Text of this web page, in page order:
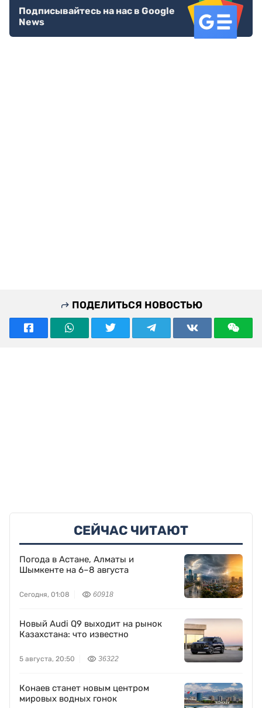
Подписывайтесь на нас в Google
News
ПОДЕЛИТЬСЯ НОВОСТЬЮ
СЕЙЧАС ЧИТАЮТ
Погода в Астане, Алматы и
Шымкенте на 6–8 августа
Сегодня, 01:08 60918
Новый Audi Q9 выходит на рынок
Казахстана: что известно
5 августа, 20:50 36322
Конаев станет новым центром
мировых водных гонок